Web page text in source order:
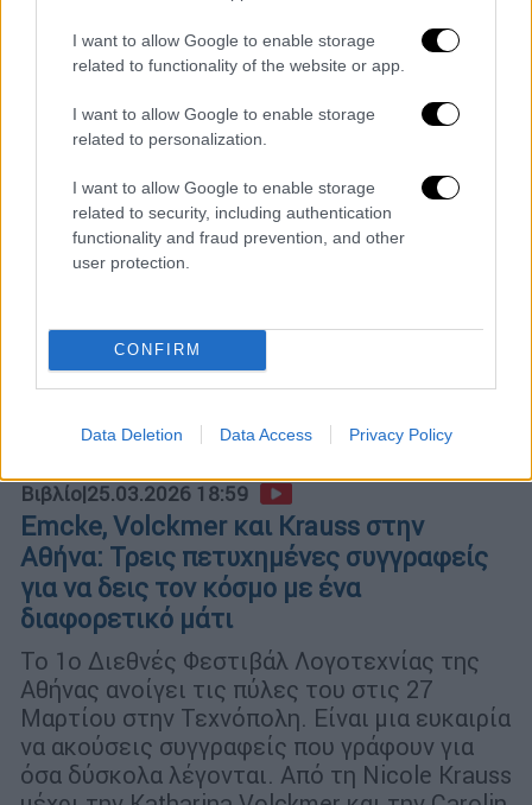
I want to allow Google to enable storage
related to functionality of the website or app.
I want to allow Google to enable storage
related to personalization.
I want to allow Google to enable storage
related to security, including authentication
functionality and fraud prevention, and other
user protection.
CONFIRM
Data Deletion Data Access Privacy Policy
ερωτήματα που γεννιούνται πέρα από το
«ναι»
Βιβλίο|25.03.2026 18:59
Emcke, Volckmer και Krauss στην
Αθήνα: Τρεις πετυχημένες συγγραφείς
για να δεις τον κόσμο με ένα
διαφορετικό μάτι
Το 1ο Διεθνές Φεστιβάλ Λογοτεχνίας της
Αθήνας ανοίγει τις πύλες του στις 27
Μαρτίου στην Τεχνόπολη. Είναι μια ευκαιρία
να ακούσεις συγγραφείς που γράφουν για
όσα δύσκολα λέγονται. Από τη Nicole Krauss